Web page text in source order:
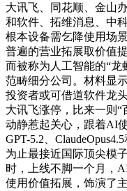
大讯飞、同花顺、金山
和软件、拓维消息、中
根本设备需乞降使用场
普遍的营业拓展取价值
而被称为人工智能的“
范畴细分公司。材料显
投资者或可借道软件龙
大讯飞涨停，比来一则
动静惹起关心，跟着AI
GPT-5.2、
为止最接近国际顶尖模
时，上线不脚一个月，
使用价值拓展，饰演了